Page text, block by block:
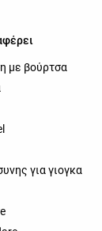
με βούρτσα
για γιογκα